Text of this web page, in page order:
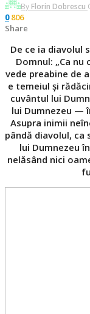
By Florin Dobrescu
0 806
Share
De ce ia diavolul
Domnul: „Ca nu
vede preabine de
e temeiul şi
cuvântul lui
lui Dumnezeu —
Asupra inimii
pândă diavolul, ca
lui Dumnezeu
nelăsând nici